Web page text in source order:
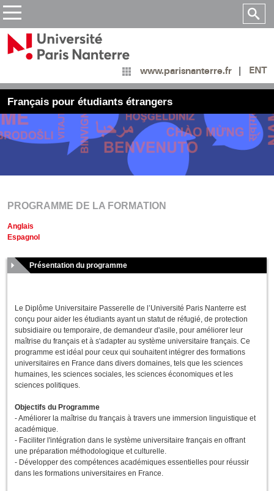
www.parisnanterre.fr ENT
Français pour étudiants étrangers
PROGRAMME DE LA FORMATION
Anglais
Espagnol
Présentation du programme
Le Diplôme Universitaire Passerelle de l’Université Paris Nanterre est
conçu pour aider les étudiants ayant un statut de réfugié, de protection
subsidiaire ou temporaire, de demandeur d'asile, pour améliorer leur
maîtrise du français et à s'adapter au système universitaire français. Ce
programme est idéal pour ceux qui souhaitent intégrer des formations
universitaires en France dans divers domaines, tels que les sciences
humaines, les sciences sociales, les sciences économiques et les
sciences politiques.
Objectifs du Programme
- Améliorer la maîtrise du français à travers une immersion linguistique et
académique.
- Faciliter l'intégration dans le système universitaire français en offrant
une préparation méthodologique et culturelle.
- Développer des compétences académiques essentielles pour réussir
dans les formations universitaires en France.